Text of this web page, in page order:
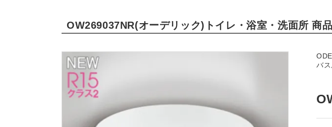
OW269037NR(オーデリック)トイレ・浴室・洗面所 商
バ